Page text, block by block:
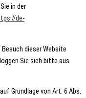
in der
de-
dieser Website
Sie sich bitte aus
Grundlage von Art. 6 Abs.